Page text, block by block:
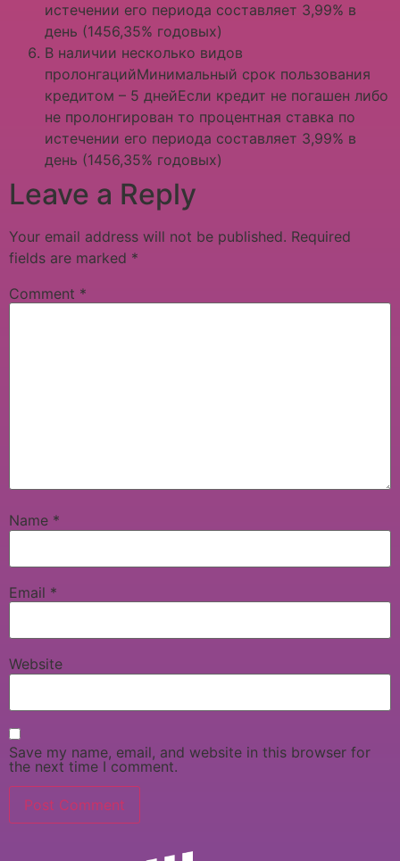
истечении его периода составляет 3,99% в
день (1456,35% годовых)
В наличии несколько видов
пролонгацийМинимальный срок пользования
кредитом – 5 днейЕсли кредит не погашен либо
не пролонгирован то процентная ставка по
истечении его периода составляет 3,99% в
день (1456,35% годовых)
Leave a Reply
Your email address will not be published. Required
fields are marked *
Comment *
Name *
Email *
Website
Save my name, email, and website in this browser for
the next time I comment.